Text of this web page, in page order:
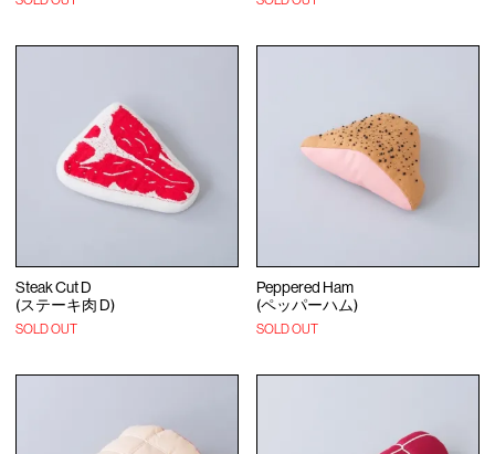
Steak Cut D
(ステーキ肉 D)
SOLD OUT
Peppered Ham
(ペッパーハム)
SOLD OUT